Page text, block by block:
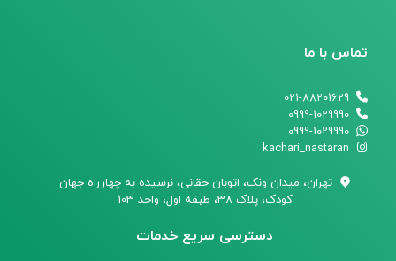
تماس با ما
021-88201629
0999-1029990
0999-1029990
kachari_nastaran
تهران،‌ میدان ونک، اتوبان حقانی، نرسیده به چهارراه جهان
کودک، پلاک 38، طبقه اول، واحد 103
دسترسی سریع خدمات